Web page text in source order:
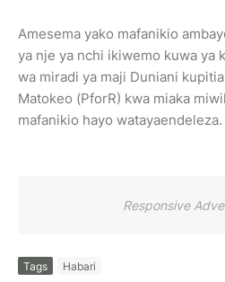
Amesema yako mafanikio
ya nje ya nchi ikiwemo kuwa ya
wa miradi ya maji Duniani
Matokeo (PforR) kwa miaka
mafanikio hayo watayaendeleza.
Responsive
Tags Habari